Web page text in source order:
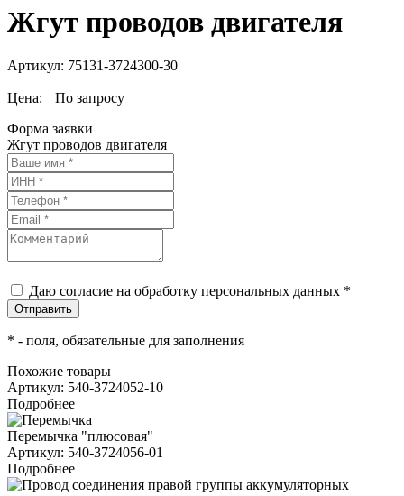
Жгут проводов двигателя
Артикул: 75131-3724300-30
Цена:
По запросу
Форма заявки
Жгут проводов двигателя
Даю согласие на обработку персональных данных *
* - поля, обязательные для заполнения
Похожие товары
Артикул: 540-3724052-10
Подробнее
Перемычка "плюсовая"
Артикул: 540-3724056-01
Подробнее